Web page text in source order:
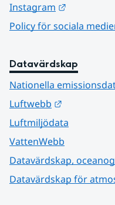
Instagram
Policy för sociala
Datavärdskap
Nationella
Luftwebb
Luftmiljödata
VattenWebb
Datavärdskap,
Datavärdskap för